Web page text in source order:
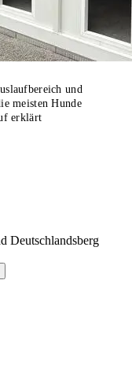
und
meisten Hunde
erklärt
Deutschlandsberg